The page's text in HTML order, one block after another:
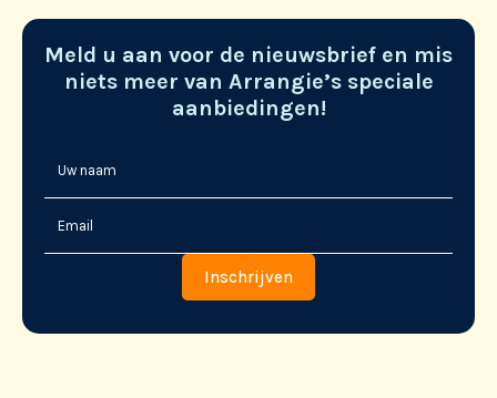
Meld u aan voor de nieuwsbrief en mis
niets meer van Arrangie’s speciale
aanbiedingen!